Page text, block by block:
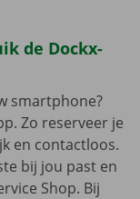
de Dockx-
smartphone?
Zo reserveer je
en contactloos.
bij jou past en
Shop. Bij